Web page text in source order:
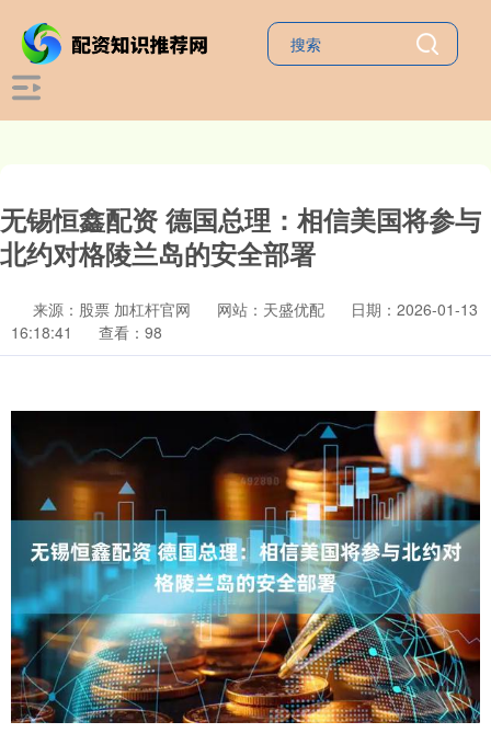
无锡恒鑫配资 德国总理：相信美国将参与
北约对格陵兰岛的安全部署
来源：股票 加杠杆官网 网站：天盛优配
日期：2026-01-13
16:18:41
查看：98